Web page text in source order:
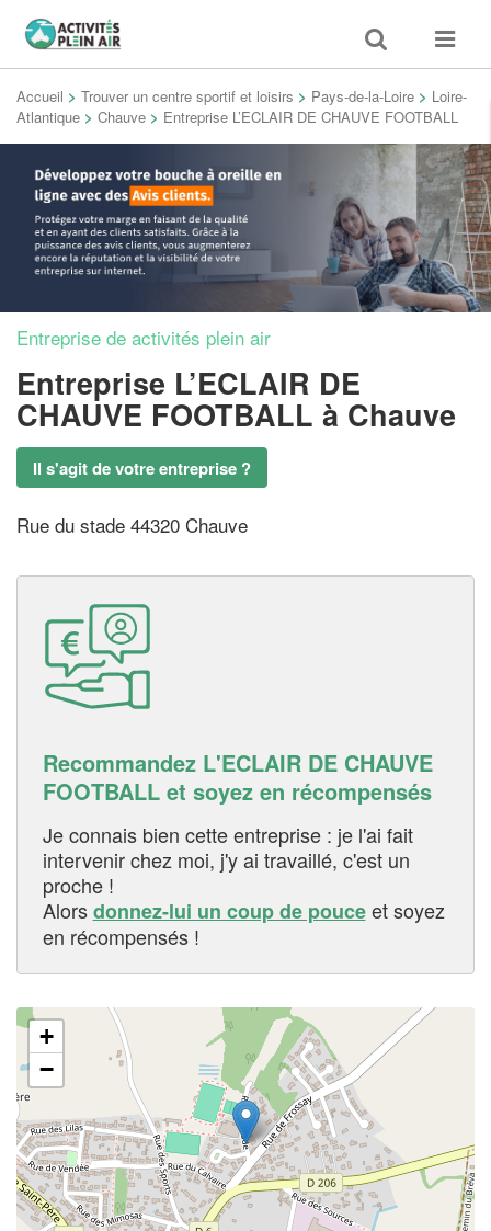
Toggle
search
Toggle
Accueil > Trouver un centre sportif et loisirs > Pays-de-la-Loire > Loire-
Atlantique > Chauve > Entreprise L’ECLAIR DE CHAUVE FOOTBALL
Entreprise de activités plein air
Entreprise L’ECLAIR DE
CHAUVE FOOTBALL à Chauve
Il s'agit de votre entreprise ?
Rue du stade 44320 Chauve
Recommandez L'ECLAIR DE CHAUVE
FOOTBALL et soyez en récompensés
Je connais bien cette entreprise : je l'ai fait
intervenir chez moi, j'y ai travaillé, c'est un
proche !
Alorsdonnez-lui un coup de pouceet soyez
en récompensés !
+
−